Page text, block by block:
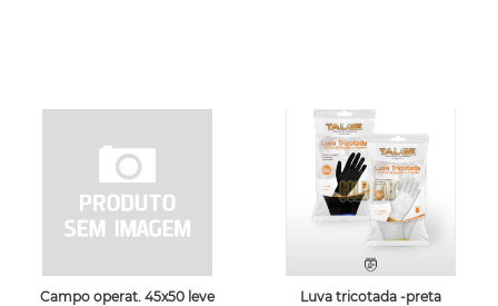
Campo operat. 45x50 leve
Luva tricotada -preta